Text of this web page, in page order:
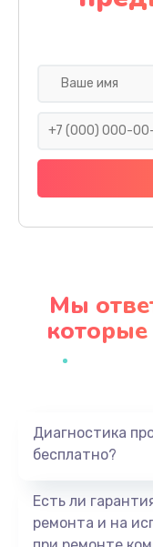
Мы
Диагностика
бесплатно?
Есть ли
ремонта и на